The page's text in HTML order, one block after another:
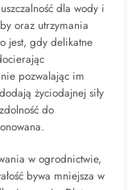
dla wody i
oraz utrzymania
jest, gdy delikatne
pozwalając im
życiodajnej siły
do
w ogrodnictwie,
bywa mniejsza w